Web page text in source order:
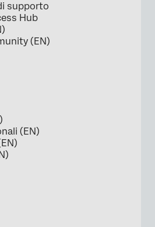
supporto
Hub
(EN)
(EN)